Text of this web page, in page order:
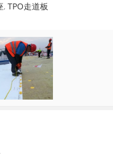
,TPO走道板